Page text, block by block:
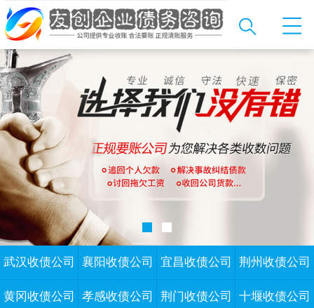
武汉收债公司 襄阳收债公司 宜昌收债公司 荆州收债公司
黄冈收债公司 孝感收债公司 荆门收债公司 十堰收债公司